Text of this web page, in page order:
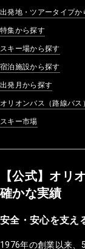
出発地・ツアータイプか
特集から探す
スキー場から探す
宿泊施設から探す
出発月から探す
オリオンバス（路線バ
スキー市場
【公式】オリ
確かな実績
安全・安心を支え
1976年の創業以来、